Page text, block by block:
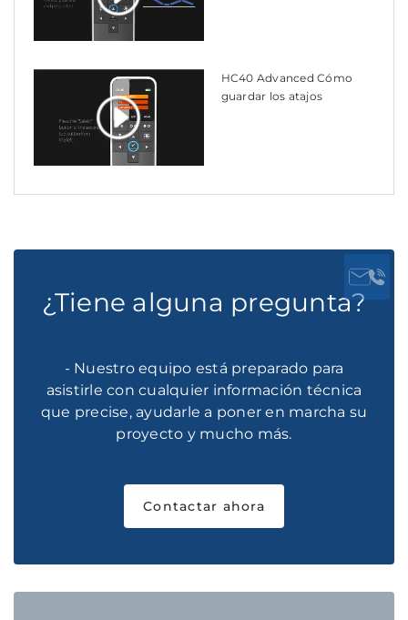
HC40 Advanced Cómo
guardar los atajos
¿Tiene alguna pregunta?
- Nuestro equipo está preparado para
asistirle con cualquier información técnica
que precise, ayudarle a poner en marcha su
proyecto y mucho más.
Contactar ahora